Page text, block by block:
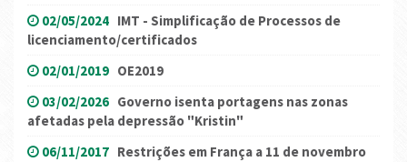
02/05/2024 IMT - Simplificação de Processos de
licenciamento/certificados
02/01/2019 OE2019
03/02/2026 Governo isenta portagens nas zonas
afetadas pela depressão "Kristin"
06/11/2017 Restrições em França a 11 de novembro